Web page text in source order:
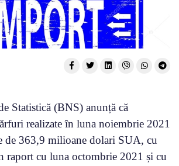
Statistică (BNS) anunță că
realizate în luna noiembrie 2021
de 363,9 milioane dolari SUA, cu
raport cu luna octombrie 2021 și cu